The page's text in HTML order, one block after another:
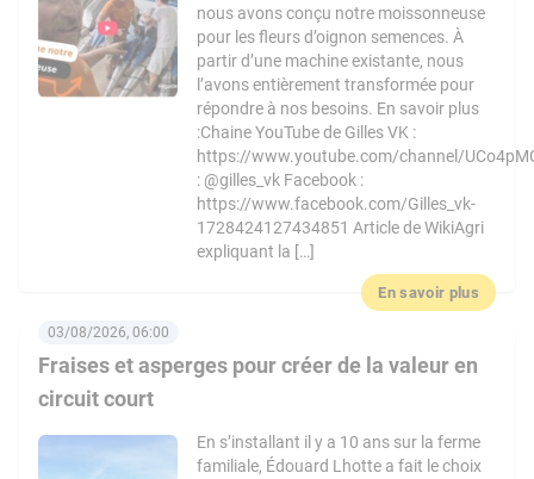
nous avons conçu notre moissonneuse
pour les fleurs d’oignon semences. À
partir d’une machine existante, nous
l’avons entièrement transformée pour
répondre à nos besoins. En savoir plus
:Chaine YouTube de Gilles VK :
https://www.youtube.com/channel/
: @gilles_vk Facebook :
https://www.facebook.com/Gilles_vk-
1728424127434851 Article de WikiAgri
expliquant la […]
En savoir plus
Fraises et asperges pour créer de la valeur en
circuit court
03/08/2026, 06:00
En s’installant il y a 10 ans sur la ferme
familiale, Édouard Lhotte a fait le choix